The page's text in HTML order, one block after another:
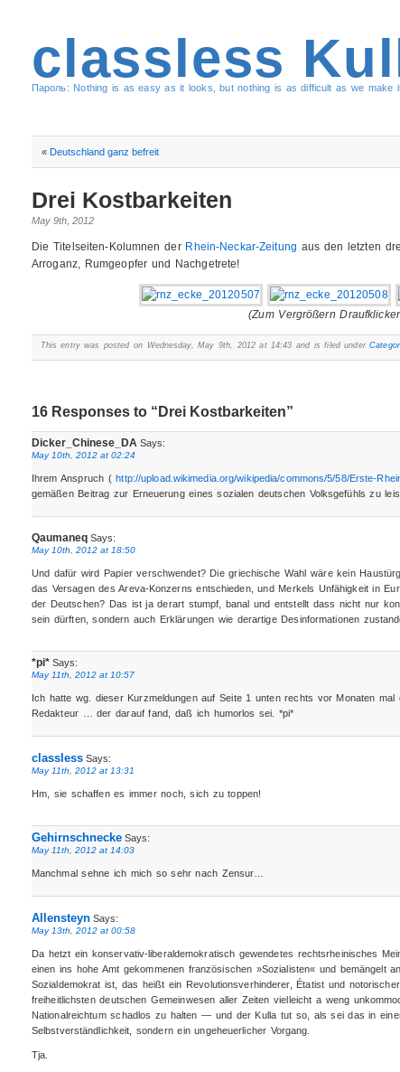
classless
Пароль: Nothing is as easy as it looks, but nothing is as difficult as we make
« Deutschland ganz befreit
Drei Kostbarkeiten
May 9th, 2012
Die Titelseiten-Kolumnen der Rhein-Neckar-Zeitung aus den letzten
Arroganz, Rumgeopfer und Nachgetrete!
(Zum Vergrößern
This entry was posted on Wednesday, May 9th, 2012 at 14:43 and is filed under
16 Responses to “Drei Kostbarkeiten”
Dicker_Chinese_DA Says:
May 10th, 2012 at 02:24
Ihrem Anspruch (http://upload.wikimedia.org/wikipedia/commons/5/58/Erste-
gemäßen Beitrag zur Erneuerung eines sozialen deutschen Volksgefühls zu
QaumaneqSays:
May 10th, 2012 at 18:50
Und dafür wird Papier verschwendet? Die griechische Wahl wäre kein
das Versagen des Areva-Konzerns entschieden, und Merkels Unfähigkeit in
der Deutschen? Das ist ja derart stumpf, banal und entstellt dass nicht nur
sein dürften, sondern auch Erklärungen wie derartige Desinformationen
*pi*Says:
May 11th, 2012 at 10:57
Ich hatte wg. dieser Kurzmeldungen auf Seite 1 unten rechts vor Monaten
Redakteur … der darauf fand, daß ich humorlos sei. *pi*
classlessSays:
May 11th, 2012 at 13:31
Hm, sie schaffen es immer noch, sich zu toppen!
GehirnschneckeSays:
May 11th, 2012 at 14:03
Manchmal sehne ich mich so sehr nach Zensur…
AllensteynSays:
May 13th, 2012 at 00:58
Da hetzt ein konservativ-liberaldemokratisch gewendetes rechtsrheinisches
einen ins hohe Amt gekommenen französischen »Sozialisten« und bemängelt
Sozialdemokrat ist, das heißt ein Revolutionsverhinderer, Étatist und
freiheitlichsten deutschen Gemeinwesen aller Zeiten vielleicht a weng
Nationalreichtum schadlos zu halten — und der Kulla tut so, als sei das in
Selbstverständlichkeit, sondern ein ungeheuerlicher Vorgang.
Tja.